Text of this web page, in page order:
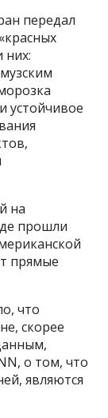
передал
них:
устойчивое
на
прошли
прямые
что
скорее
о том, что
являются